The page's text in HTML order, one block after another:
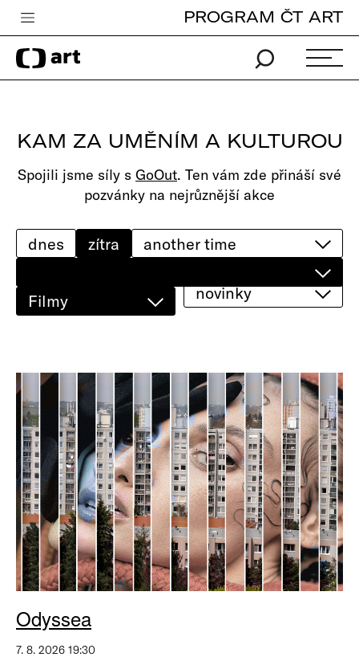
Česká televize
Zpravodajství
iVysílání
TV program
edu
PROGRAM ČT ART
KAM ZA UMĚNÍM A KULTUROU
Spojili jsme síly s GoOut. Ten vám zde přináší své
pozvánky na nejrůznější akce
Filmy
dnes zítra
novinky
Odyssea
7. 8. 2026 19:30